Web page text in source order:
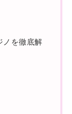
ノを徹底解